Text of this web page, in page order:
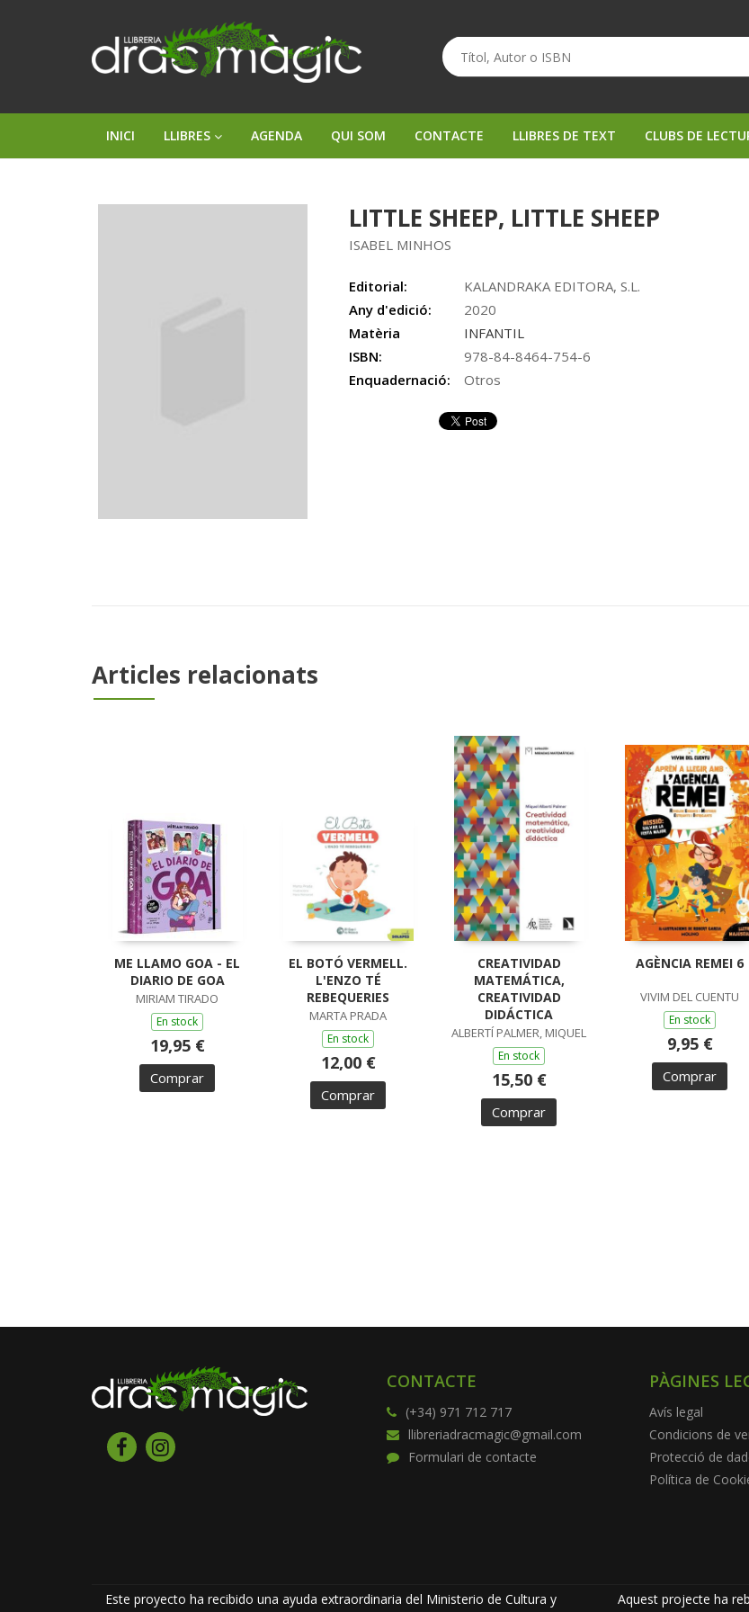
INICI LLIBRES AGENDA QUI SOM CONTACTE LLIBRES DE TEXT CLUBS DE
LITTLE SHEEP, LITTLE SHEEP
ISABEL MINHOS
Editorial:
KALANDRAKA EDITORA, S.L.
Any d'edició:
2020
Matèria
INFANTIL
ISBN:
978-84-8464-754-6
Enquadernació:
Otros
Articles relacionats
ME LLAMO GOA - EL
DIARIO DE GOA
MIRIAM TIRADO
En stock
19,95 €
Comprar
EL BOTÓ VERMELL.
L'ENZO TÉ
REBEQUERIES
MARTA PRADA
En stock
12,00 €
Comprar
CREATIVIDAD
MATEMÁTICA,
CREATIVIDAD
DIDÁCTICA
ALBERTÍ PALMER, MIQUEL
En stock
15,50 €
Comprar
AGÈNCIA REMEI 6
VIVIM DEL CUENTU
En stock
9,95 €
Comprar
CONTACTE
(+34) 971 712 717
llibreriadracmagic@gmail.com
Formulari de contacte
PÀGINES
Avís legal
Condicions de
Protecció de
Política de
Este proyecto ha recibido una ayuda extraordinaria del Ministerio de Cultura y
Aquest projecte ha